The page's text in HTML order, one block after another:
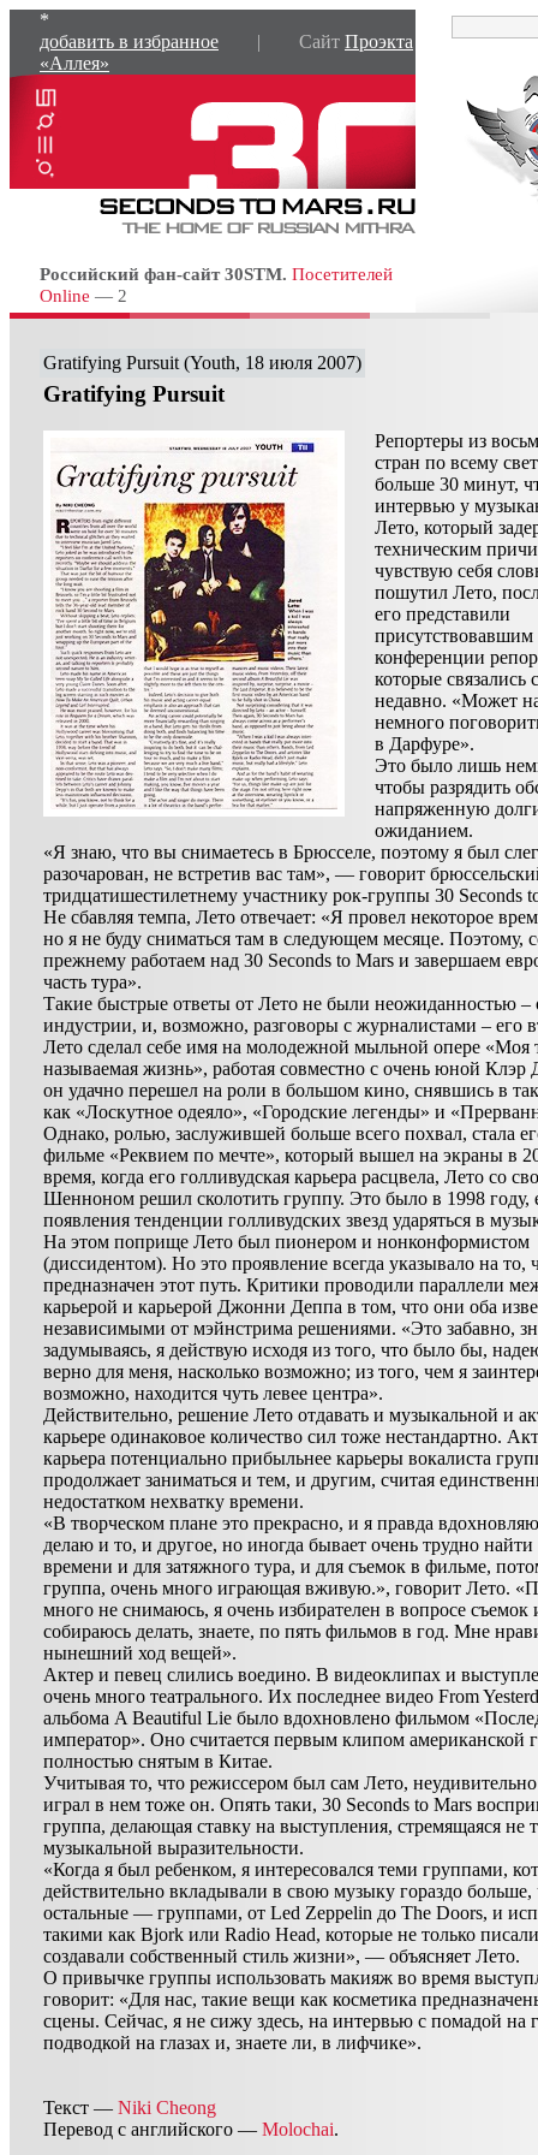
*
добавить в избранное
| Сайт Проэкта
«Аллея»
Российский фан-сайт 30STM. Посетителей
Online — 2
Gratifying Pursuit (Youth, 18 июля 2007)
Gratifying Pursuit
Репортеры из
стран по всему
больше 30 минут,
интервью у
Лето, который
техническим
чувствую себя
пошутил Лето,
его представили
присутствовавшим
конференции
которые связались
недавно. «Может
немного
в Дарфуре».
Это было лишь
чтобы разрядить
напряженную
ожиданием.
«Я знаю, что вы снимаетесь в Брюсселе, поэтому я был
разочарован, не встретив вас там», — говорит
тридцатишестилетнему участнику рок-группы 30 Seconds
Не сбавляя темпа, Лето отвечает: «Я провел некоторое
но я не буду сниматься там в следующем месяце. Поэтому,
прежнему работаем над 30 Seconds to Mars и завершаем
часть тура».
Такие быстрые ответы от Лето не были неожиданностью –
индустрии, и, возможно, разговоры с журналистами – его
Лето сделал себе имя на молодежной мыльной опере «Моя
называемая жизнь», работая совместно с очень юной Клэр
он удачно перешел на роли в большом кино, снявшись в
как «Лоскутное одеяло», «Городские легенды» и
Однако, ролью, заслужившей больше всего похвал, стала
фильме «Реквием по мечте», который вышел на экраны в
время, когда его голливудская карьера расцвела, Лето со
Шенноном решил сколотить группу. Это было в 1998 году,
появления тенденции голливудских звезд ударяться в
На этом поприще Лето был пионером и нонконформистом
(диссидентом). Но это проявление всегда указывало на то,
предназначен этот путь. Критики проводили параллели
карьерой и карьерой Джонни Деппа в том, что они оба
независимыми от мэйнстрима решениями. «Это забавно,
задумываясь, я действую исходя из того, что было бы,
верно для меня, насколько возможно; из того, чем я
возможно, находится чуть левее центра».
Действительно, решение Лето отдавать и музыкальной и
карьере одинаковое количество сил тоже нестандартно.
карьера потенциально прибыльнее карьеры вокалиста
продолжает заниматься и тем, и другим, считая
недостатком нехватку времени.
«В творческом плане это прекрасно, и я правда
делаю и то, и другое, но иногда бывает очень трудно найти
времени и для затяжного тура, и для съемок в фильме,
группа, очень много играющая вживую.», говорит Лето.
много не снимаюсь, я очень избирателен в вопросе съемок
собираюсь делать, знаете, по пять фильмов в год. Мне
нынешний ход вещей».
Актер и певец слились воедино. В видеоклипах и
очень много театрального. Их последнее видео From
альбома A Beautiful Lie было вдохновлено фильмом
император». Оно считается первым клипом американской
полностью снятым в Китае.
Учитывая то, что режиссером был сам Лето,
играл в нем тоже он. Опять таки, 30 Seconds to Mars
группа, делающая ставку на выступления, стремящаяся не
музыкальной выразительности.
«Когда я был ребенком, я интересовался теми группами,
действительно вкладывали в свою музыку гораздо больше,
остальные — группами, от Led Zeppelin до The Doors, и
такими как Bjork или Radio Head, которые не только
создавали собственный стиль жизни», — объясняет Лето.
О привычке группы использовать макияж во время
говорит: «Для нас, такие вещи как косметика
сцены. Сейчас, я не сижу здесь, на интервью с помадой на
подводкой на глазах и, знаете ли, в лифчике».
Текст — Niki Cheong
Перевод с английского — Molochai.